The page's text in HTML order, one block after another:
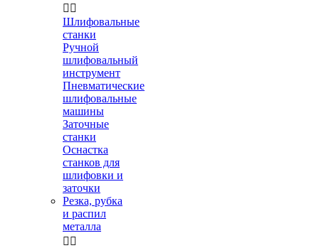
 
Шлифовальные
станки
Ручной
шлифовальный
инструмент
Пневматические
шлифовальные
машины
Заточные
станки
Оснастка
станков для
шлифовки и
заточки
Резка, рубка
и распил
металла
 